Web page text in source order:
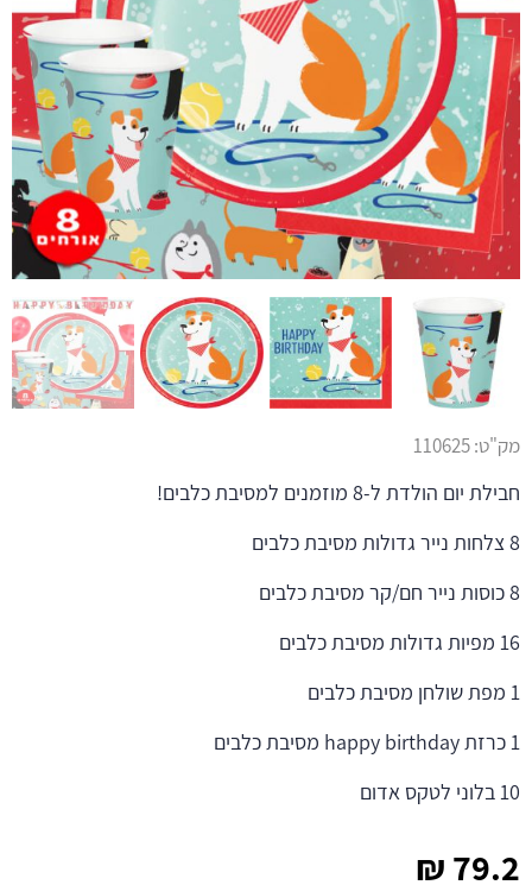
79.2
₪
מק"ט:110625
חבילת יום הולדת ל-8 מוזמנים למסיבת כלבים!
8 צלחות נייר גדולות מסיבת כלבים
8 כוסות נייר חם/קר מסיבת כלבים
16 מפיות גדולות מסיבת כלבים
1 מפת שולחן מסיבת כלבים
1 כרזת happy birthday מסיבת כלבים
10 בלוני לטקס אדום